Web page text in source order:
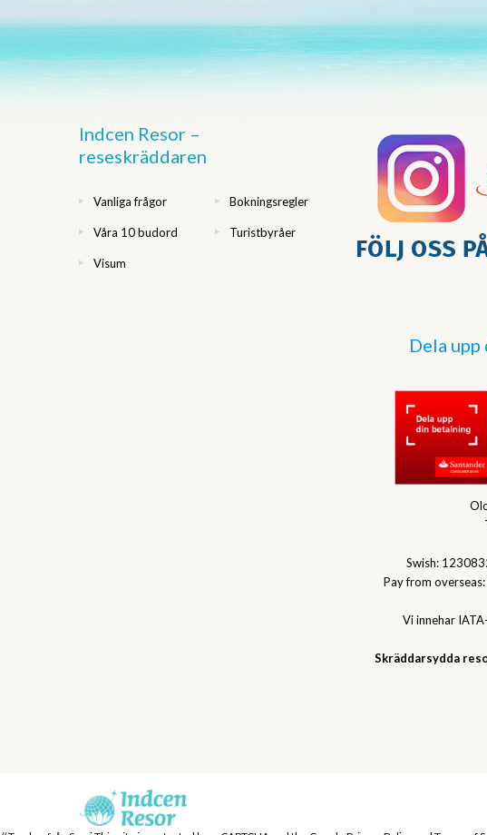
Indcen Resor –
reseskräddaren
Vanliga frågor Bokningsregler
Våra 10 budord Turistbyråer
Visum
Dela
Swish:
Pay from
Vi innehar
Skräddarsydda